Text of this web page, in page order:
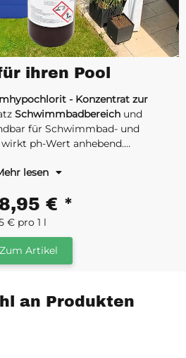
ihren Pool
- Konzentrat zur
Schwimmbadbereich und
für Schwimmbad- und
ph-Wert anhebend.
lesen
8,95 € *
€ pro 1 l
Zum Artikel
an Produkten